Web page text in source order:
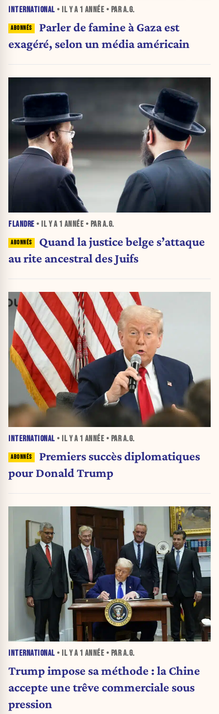
INTERNATIONAL • IL Y A 1 ANNÉE • PAR A.G.
Parler de famine à Gaza est
exagéré, selon un média américain
FLANDRE • IL Y A 1 ANNÉE • PAR A.G.
Quand la justice belge s’attaque
au rite ancestral des Juifs
INTERNATIONAL • IL Y A 1 ANNÉE • PAR A.G.
Premiers succès diplomatiques
pour Donald Trump
INTERNATIONAL • IL Y A 1 ANNÉE • PAR A.G.
Trump impose sa méthode : la Chine
accepte une trêve commerciale sous
pression